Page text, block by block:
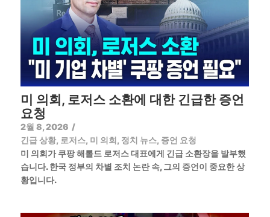
미 의회, 로저스 소환에 대한 긴급한 증언
요청
2월 8, 2026 /
긴급 상황, 로저스, 미 의회, 정치 뉴스, 증언 요청
미 의회가 쿠팡 해롤드 로저스 대표에게 긴급 소환장을 발부했
습니다. 한국 정부의 차별 조치 논란 속, 그의 증언이 중요한 상
황입니다.